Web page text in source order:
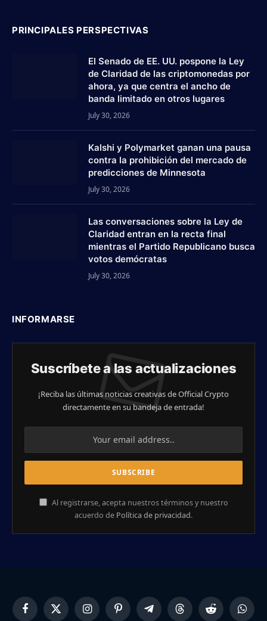
PRINCIPALES PERSPECTIVAS
El Senado de EE. UU. pospone la Ley
de Claridad de las criptomonedas por
ahora, ya que centra el ancho de
banda limitado en otros lugares
July 30, 2026
Kalshi y Polymarket ganan una pausa
contra la prohibición del mercado de
predicciones de Minnesota
July 30, 2026
Las conversaciones sobre la Ley de
Claridad entran en la recta final
mientras el Partido Republicano busca
votos demócratas
July 30, 2026
INFORMARSE
Suscríbete a las actualizaciones
¡Reciba las últimas noticias creativas de Official Crypto
directamente en su bandeja de entrada!
Al registrarse, acepta nuestros términos y nuestro
acuerdo de Política de privacidad.
FacebookX
InstagramPinterestTelegramThreads Reddit